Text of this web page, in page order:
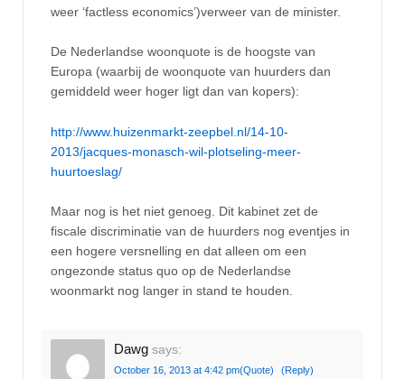
weer ‘factless economics’)verweer van de minister.
De Nederlandse woonquote is de hoogste van
Europa (waarbij de woonquote van huurders dan
gemiddeld weer hoger ligt dan van kopers):
http://www.huizenmarkt-zeepbel.nl/14-10-
2013/jacques-monasch-wil-plotseling-meer-
huurtoeslag/
Maar nog is het niet genoeg. Dit kabinet zet de
fiscale discriminatie van de huurders nog eventjes in
een hogere versnelling en dat alleen om een
ongezonde status quo op de Nederlandse
woonmarkt nog langer in stand te houden.
Dawg says:
October 16, 2013 at 4:42 pm(Quote) (Reply)